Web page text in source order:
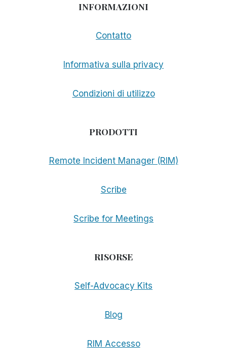
INFORMAZIONI
Contatto
Informativa sulla privacy
Condizioni di utilizzo
PRODOTTI
Remote Incident Manager (RIM)
Scribe
Scribe for Meetings
RISORSE
Self-Advocacy Kits
Blog
RIM Accesso